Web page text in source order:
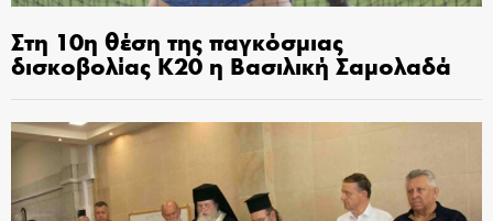
Στη 10η θέση της παγκόσμιας
δισκοβολίας Κ20 η Βασιλική Σαμολαδά